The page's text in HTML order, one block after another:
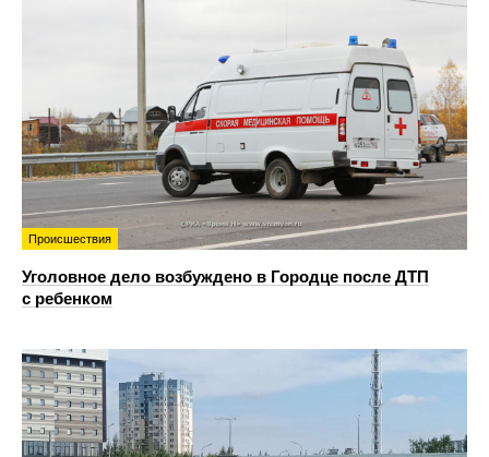
Происшествия
Уголовное дело возбуждено в Городце после ДТП
с ребенком